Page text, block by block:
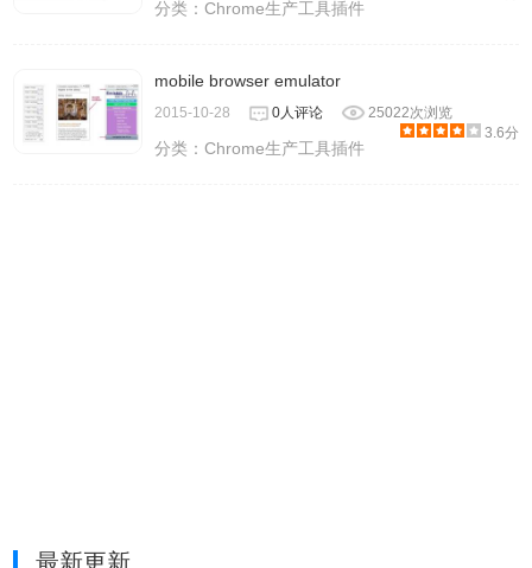
分类：Chrome生产工具插件
mobile browser emulator
2015-10-28 0人评论
25022次浏览
3.6分
分类：Chrome生产工具插件
最新更新